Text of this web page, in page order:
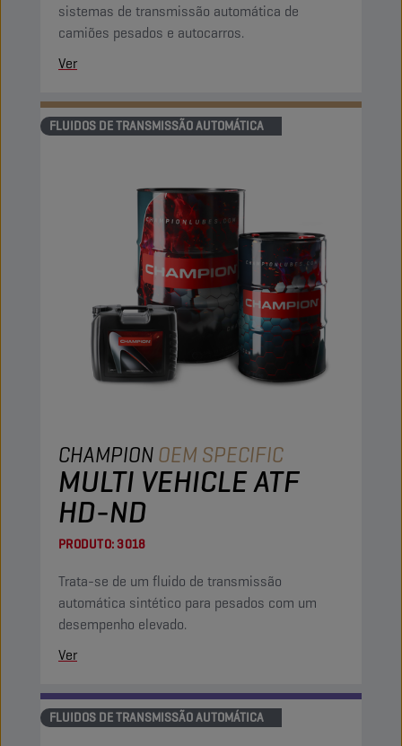
sistemas de transmissão automática de
camiões pesados e autocarros.
Ver
FLUIDOS DE TRANSMISSÃO AUTOMÁTICA
CHAMPIONOEM SPECIFIC
MULTI VEHICLE ATF
HD-ND
PRODUTO:3018
Trata-se de um fluido de transmissão
automática sintético para pesados com um
desempenho elevado.
Ver
FLUIDOS DE TRANSMISSÃO AUTOMÁTICA